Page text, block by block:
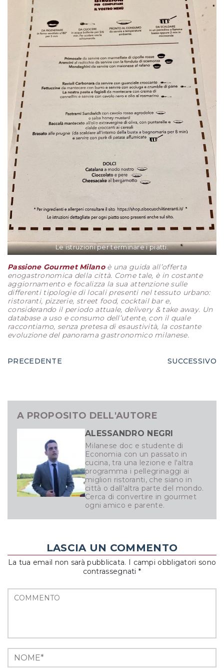
Le istruzioni per terminare i piatti.
Passione Gourmet Milanoè una guida all’offerta
enogastronomica della città. Come tale, è in costante
aggiornamento e focalizza la sua attenzione sulle
differenti tipologie di locali presenti nel tessuto urbano:
ristoranti, pizzerie, street food, cocktail bar e,
considerando il periodo attuale, delivery & take away. Un
database a uso e consumo dell’utente, con il quale
raccontiamo, senza pretesa di esaustività, la costante
evoluzione del panorama gastronomico milanese.
PRECEDENTE SUCCESSIVO
A PROPOSITO DELL'AUTORE
ALESSANDRO NEGRI
Milanese doc e studente di
Economia con un passato in
cucina, tra una lezione e l'altra
programma i pellegrinaggi ai
migliori ristoranti, che siano in
città o dall'altra parte del mondo.
Cerca di convertire in gourmet
ogni amico e parente.
LASCIA UN COMMENTO
La tua email non sarà pubblicata. I campi obbligatori sono
contrassegnati *